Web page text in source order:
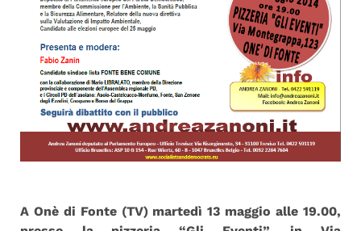
A Onè di Fonte (TV) martedì 13 maggio alle 19.00,